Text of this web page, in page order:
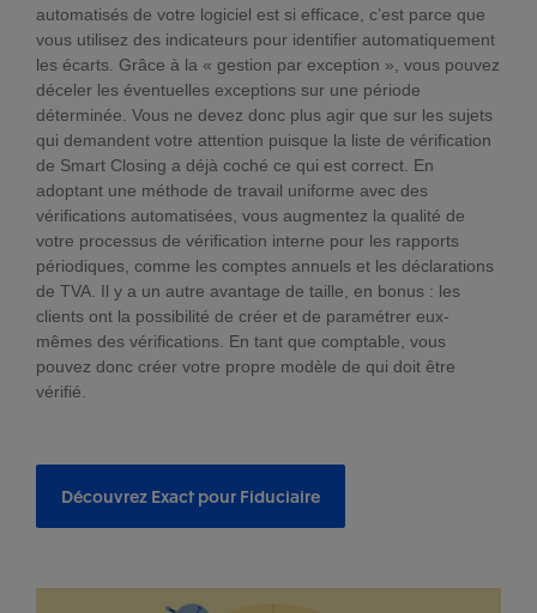
automatisés de votre logiciel est si efficace, c’est parce que
vous utilisez des indicateurs pour identifier automatiquement
les écarts. Grâce à la « gestion par exception », vous pouvez
déceler les éventuelles exceptions sur une période
déterminée. Vous ne devez donc plus agir que sur les sujets
qui demandent votre attention puisque la liste de vérification
de Smart Closing a déjà coché ce qui est correct. En
adoptant une méthode de travail uniforme avec des
vérifications automatisées, vous augmentez la qualité de
votre processus de vérification interne pour les rapports
périodiques, comme les comptes annuels et les déclarations
de TVA. Il y a un autre avantage de taille, en bonus : les
clients ont la possibilité de créer et de paramétrer eux-
mêmes des vérifications. En tant que comptable, vous
pouvez donc créer votre propre modèle de qui doit être
vérifié.
Découvrez Exact pour Fiduciaire